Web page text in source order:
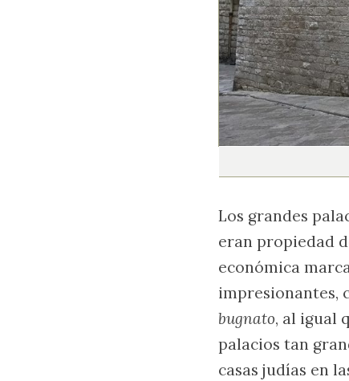
Los grandes
eran propiedad
económica
impresionantes,
bugnato, al igual
palacios tan
casas judías en